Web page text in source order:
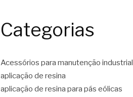
Categorias
Acessórios para manutenção industrial
aplicação de resina
aplicação de resina para pás eólicas